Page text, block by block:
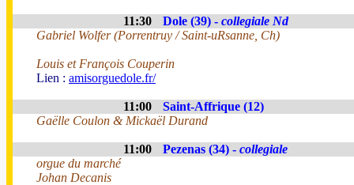
11:30 Dole (39) - collegiale Nd
Gabriel Wolfer (Porrentruy / Saint-uRsanne, Ch)
Louis et François Couperin
Lien : amisorguedole.fr/
11:00
Saint-Affrique (12)
Gaëlle Coulon & Mickaël Durand
11:00 Pezenas (34) - collegiale
orgue du marché
Johan Decanis